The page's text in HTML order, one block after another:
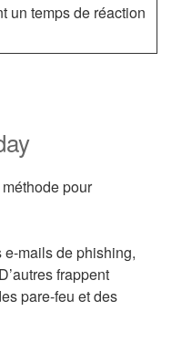
un temps de réaction
pour
mails de phishing,
frappent
pare-feu et des